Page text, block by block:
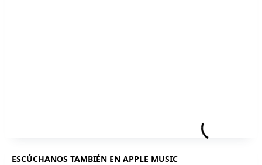
ESCÚCHANOS TAMBIÉN EN APPLE MUSIC